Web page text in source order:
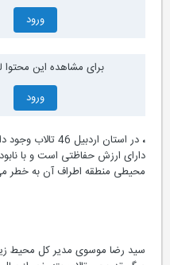
ورود
برای مشاهده این محتوا
ورود
در استان اردبیل 46
دارای ارزش حفاظتی است و با
محیطی منطقه اطراف آن به خطر
سید رضا موسوی مدیر کل محیط